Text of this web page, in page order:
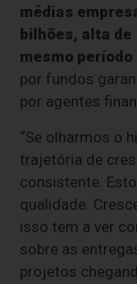
médias
bilhões, alta de
mesmo período
por fundos
por agentes
“Se olharmos o
trajetória de
consistente.
qualidade.
isso tem a ver
sobre as
projetos